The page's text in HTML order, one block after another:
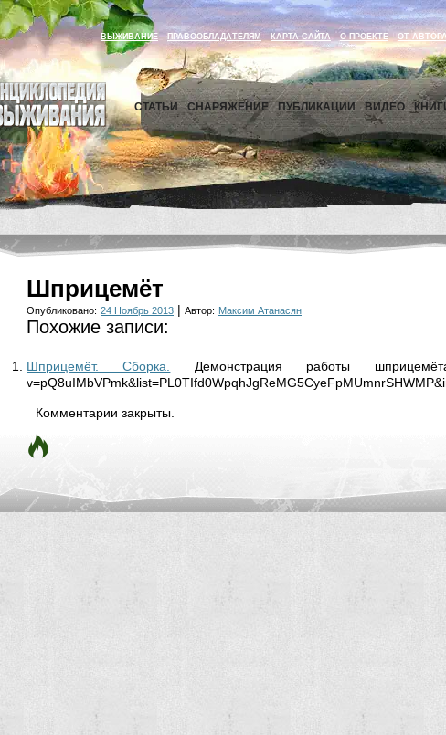
ВЫЖИВАНИЕ ПРАВООБЛАДАТЕЛЯМ КАРТА САЙТА О ПРОЕКТЕ ОТ АВТОРА
СТАТЬИ СНАРЯЖЕНИЕ ПУБЛИКАЦИИ ВИДЕО
Шприцемёт
Опубликовано: 24 Ноябрь 2013 | Автор: Максим Атанасян
Похожие записи:
Шприцемёт. Сборка.
Демонстрация работы
Комментарии закрыты.